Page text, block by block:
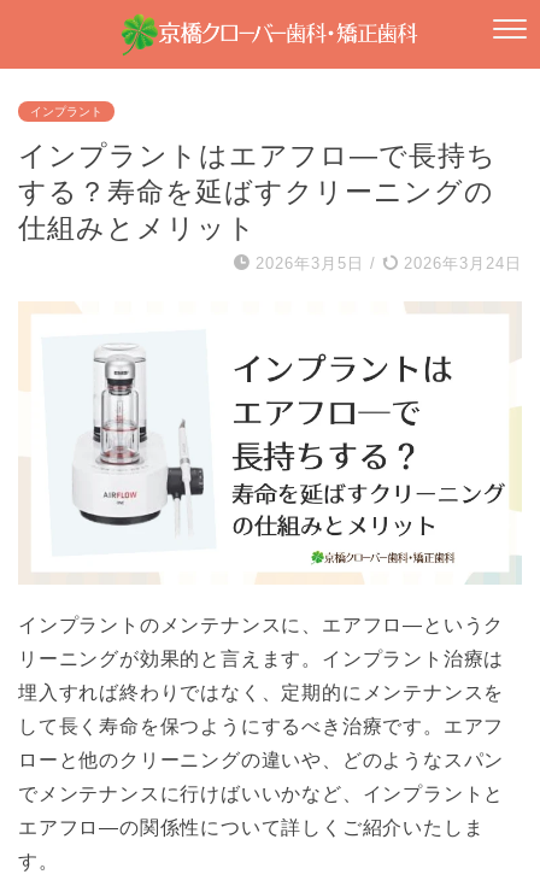
インプラント
インプラントはエアフロ―で長持ち
する？寿命を延ばすクリーニングの
仕組みとメリット
2026年3月5日 / 2026年3月24日
インプラントのメンテナンスに、エアフロ―というク
リーニングが効果的と言えます。インプラント治療は
埋入すれば終わりではなく、定期的にメンテナンスを
して長く寿命を保つようにするべき治療です。エアフ
ローと他のクリーニングの違いや、どのようなスパン
でメンテナンスに行けばいいかなど、インプラントと
エアフロ―の関係性について詳しくご紹介いたしま
す。